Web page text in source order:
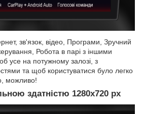
зв'язок, відео, Програми, Зручний
Робота в парі з іншими
усе на потужному залозі, з
та щоб користуватися було легко
можливо!
здатністю 1280х720 рх